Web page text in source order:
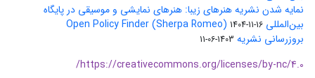
نمایه شدن نشریه هنرهای زیبا: هنرهای نمایشی و موسیقی در پایگاه
بین‌المللی Open Policy Finder (Sherpa Romeo) 1404-11-16
بروزرسانی نشریه 1403-06-11
https://creativecommons.org/licenses/by-nc/4.0/